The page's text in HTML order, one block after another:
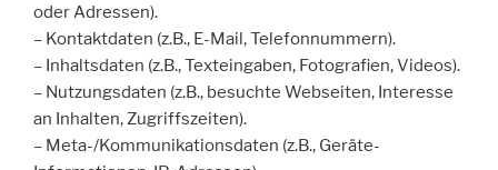
oder Adressen).
– Kontaktdaten (z.B., E-Mail, Telefonnummern).
– Inhaltsdaten (z.B., Texteingaben, Fotografien, Videos).
– Nutzungsdaten (z.B., besuchte Webseiten, Interesse
an Inhalten, Zugriffszeiten).
– Meta-/Kommunikationsdaten (z.B., Geräte-